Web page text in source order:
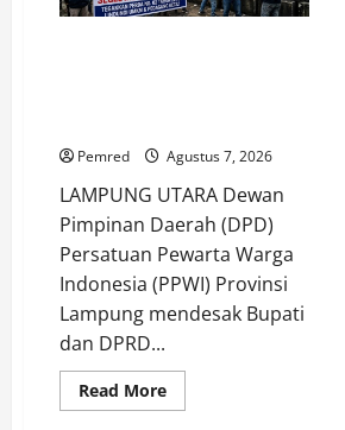
Pemred Agustus 7, 2026
​LAMPUNG UTARA Dewan
Pimpinan Daerah (DPD)
Persatuan Pewarta Warga
Indonesia (PPWI) Provinsi
Lampung mendesak Bupati
dan DPRD...
Read MoreRead
more